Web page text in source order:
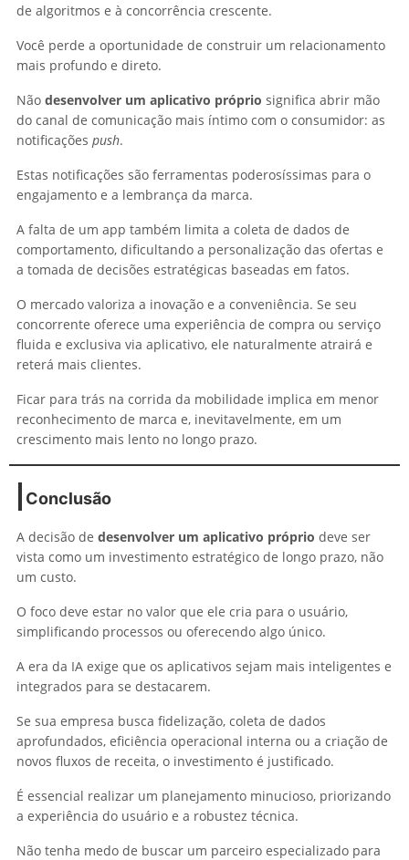
de algoritmos e à concorrência crescente.
Você perde a oportunidade de construir um relacionamento
mais profundo e direto.
Não desenvolver um aplicativo próprio significa abrir mão
do canal de comunicação mais íntimo com o consumidor: as
notificações push.
Estas notificações são ferramentas poderosíssimas para o
engajamento e a lembrança da marca.
A falta de um app também limita a coleta de dados de
comportamento, dificultando a personalização das ofertas e
a tomada de decisões estratégicas baseadas em fatos.
O mercado valoriza a inovação e a conveniência. Se seu
concorrente oferece uma experiência de compra ou serviço
fluida e exclusiva via aplicativo, ele naturalmente atrairá e
reterá mais clientes.
Ficar para trás na corrida da mobilidade implica em menor
reconhecimento de marca e, inevitavelmente, em um
crescimento mais lento no longo prazo.
Conclusão
A decisão de desenvolver um aplicativo próprio deve ser
vista como um investimento estratégico de longo prazo, não
um custo.
O foco deve estar no valor que ele cria para o usuário,
simplificando processos ou oferecendo algo único.
A era da IA exige que os aplicativos sejam mais inteligentes e
integrados para se destacarem.
Se sua empresa busca fidelização, coleta de dados
aprofundados, eficiência operacional interna ou a criação de
novos fluxos de receita, o investimento é justificado.
É essencial realizar um planejamento minucioso, priorizando
a experiência do usuário e a robustez técnica.
Não tenha medo de buscar um parceiro especializado para